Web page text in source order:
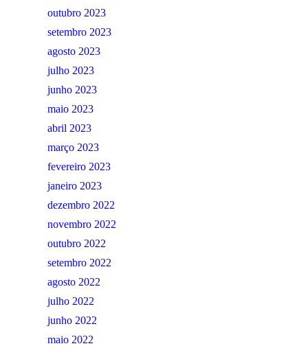
outubro 2023
setembro 2023
agosto 2023
julho 2023
junho 2023
maio 2023
abril 2023
março 2023
fevereiro 2023
janeiro 2023
dezembro 2022
novembro 2022
outubro 2022
setembro 2022
agosto 2022
julho 2022
junho 2022
maio 2022